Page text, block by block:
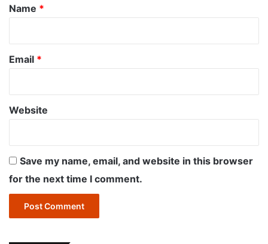
*
Name *
Email *
Website
Save my name, email, and website in this browser
for the next time I comment.